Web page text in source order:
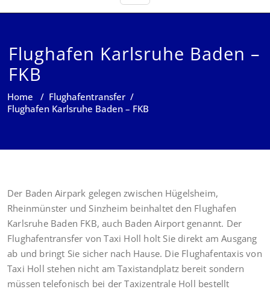
Flughafen Karlsruhe Baden –
FKB
Home / Flughafentransfer /
Flughafen Karlsruhe Baden – FKB
Der Baden Airpark gelegen zwischen Hügelsheim,
Rheinmünster und Sinzheim beinhaltet den Flughafen
Karlsruhe Baden FKB, auch Baden Airport genannt. Der
Flughafentransfer von Taxi Holl holt Sie direkt am Ausgang
ab und bringt Sie sicher nach Hause. Die Flughafentaxis von
Taxi Holl stehen nicht am Taxistandplatz bereit sondern
müssen telefonisch bei der Taxizentrale Holl bestellt